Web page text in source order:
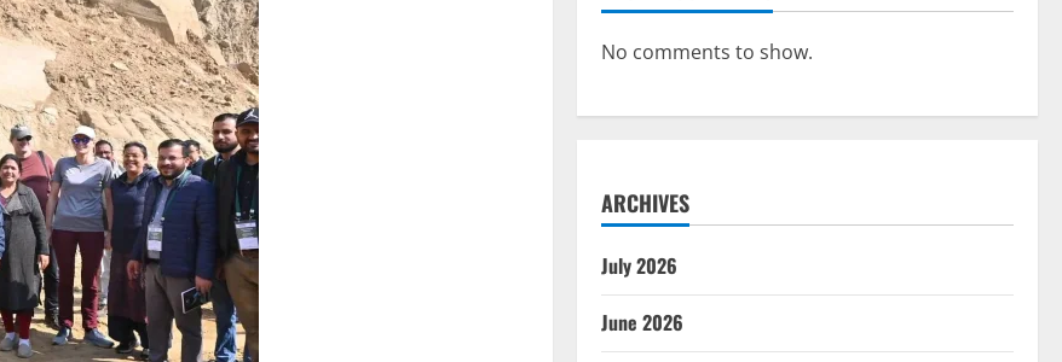
No comments to show.
ARCHIVES
July 2026
June 2026